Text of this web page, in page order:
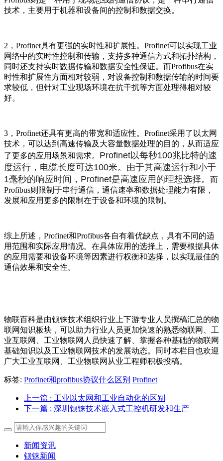
技术，主要用于机器和设备间的控制和数据交换。
2，Profinet具有更强的实时性和扩展性。Profinet可以实现工业
网络中的实时性控制和传输，支持多种通信方式和拓扑结构，
同时还支持实时数据传输和数据安全性保证。而Profibus在实
时性和扩展性方面相对较弱，对设备控制和数据传输的时间要
求较低，但针对工业现场环境在抗干扰等方面处理得相对较
好。
3，Profinet还具有更高的带宽和适应性。Profinet采用了以太网
技术，可以达到高速传输及大容量数据处理的目的，从而适应
了更多的应用场景和需求。 Profinet以每秒100兆比特的速
度运行，电缆长度可达100米。由于其高速运行和小于
1毫秒的响应时间，Profinet是高速应用的理想选择。 而
Profibus则限制于串行通信，通信速率和数据处理能力有限，
发展和应用更多的限制在于设备和环境的限制。
综上所述，Profinet和Profibus各自有着优缺点，具有不同的适
用范围和实际应用情况。在具体应用的选择上，需要根据具体
的应用需要和设备环境等因素进行权衡和选择，以实现最佳的
通信效果和安全性。
物联百科是由钡铼技术组织行业上下游专业人员撰稿汇总的物
联网知识板块，可以助力行业人员更加快速的熟悉物联网、工
业互联网、工业物联网人员快速了解、掌握各种基础的物联网
基础知识以及工业物联网技术的发展动态。同时本栏目也欢迎
广大工业互联网、工业物联网从业工程师积极投稿。
标签: Profinet和profibus协议什么区别 Profinet
上一篇 : 工业以太网和工业自动化的区别
下一篇 : 深圳钡铼技术嵌入式工控机研发和生产
新闻资讯
钡铼新闻